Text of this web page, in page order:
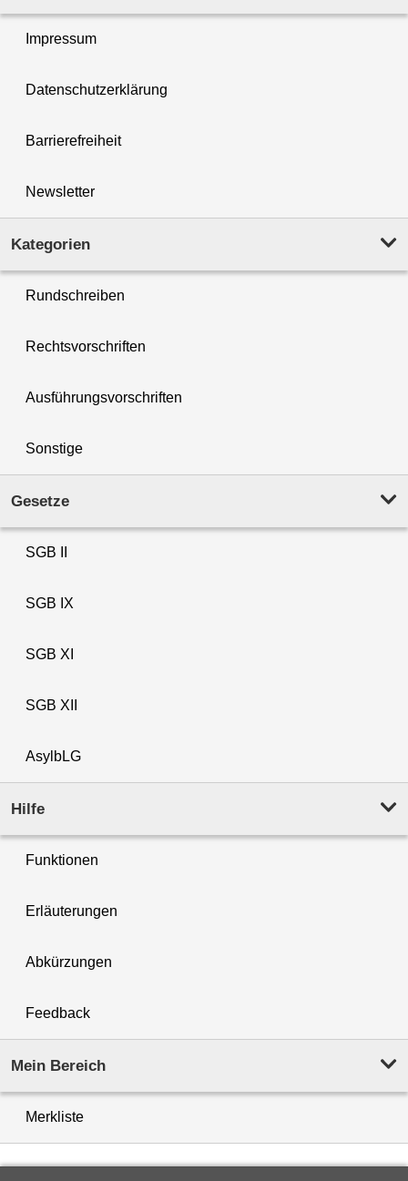
Impressum
Datenschutzerklärung
Barrierefreiheit
Newsletter
Kategorien
Rundschreiben
Rechtsvorschriften
Ausführungsvorschriften
Sonstige
Gesetze
SGB II
SGB IX
SGB XI
SGB XII
AsylbLG
Hilfe
Funktionen
Erläuterungen
Abkürzungen
Feedback
Mein Bereich
Merkliste